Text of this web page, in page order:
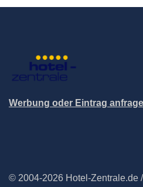
Werbung oder Eintrag
© 2004-2026 Hotel-Zentrale.de